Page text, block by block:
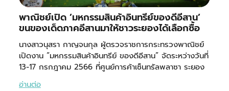
พาณิชย์เปิด ’มหกรรมสินค้าอินทรีย์ของดีอีสาน’
ขนของเด็ดภาคอีสานมาให้ชาวระยองได้เลือกซื้อ
นางสาวนุสรา กาญจนกุล ผู้ตรวจราชการกระทรวงพาณิชย์
เปิดงาน “มหกรรมสินค้าอินทรีย์ ของดีอีสาน” จัดระหว่างวันที่
13-17 กรกฎาคม 2566 ที่ศูนย์การค้าเซ็นทรัลพลาซา ระยอง
อ่านต่อ